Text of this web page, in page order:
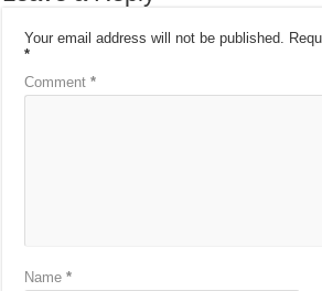
Your email address will not be published.
*
Comment*
Name*